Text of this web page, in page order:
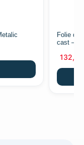
Folie de
cast –
132,13